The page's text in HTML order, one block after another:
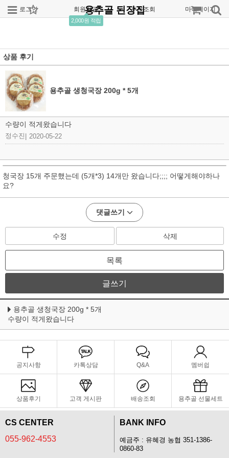
로그인 회원가입
2,000원 적립
주문조회 마이페이지
용추골 된장집
상품 후기
용추골 생청국장 200g * 5개
수량이 적게왔습니다
정수진 2020-05-22
청국장 15개 주문했는데 (5개*3) 14개만 왔습니다;;;; 어떻게해야하나
요?
댓글쓰기
수정 삭제
목록
글쓰기
용추골 생청국장 200g * 5개
수량이 적게왔습니다
공지사항 카톡상담 Q&A 멤버쉽
상품후기 고객 게시판 배송조회 용추골 선물세트
CS CENTER
055-962-4553
BANK INFO
예금주 : 유혜경 농협 351-1386-
0860-83